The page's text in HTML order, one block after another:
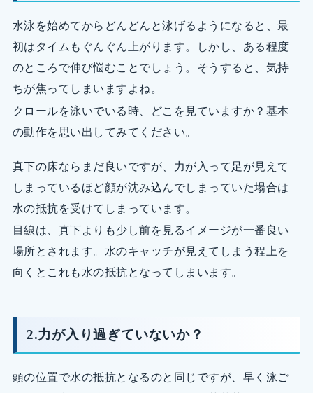
水泳を始めてからどんどんと泳げるようになると、最
初はタイムもぐんぐん上がります。しかし、ある程度
のところで伸び悩むことでしょう。そうすると、気持
ちが焦ってしまいますよね。
クロールを泳いでいる時、どこを見ていますか？基本
の動作を思い出してみてください。
真下の床ならまだ良いですが、力が入って足が見えて
しまっているほど顔が沈み込んでしまっていた場合は
水の抵抗を受けてしまっています。
目線は、真下よりも少し前を見るイメージが一番良い
場所とされます。水のキャッチが見えてしまう程上を
向くとこれも水の抵抗となってしまいます。
2.力が入り過ぎていないか？
頭の位置で水の抵抗となるのと同じですが、早く泳ご